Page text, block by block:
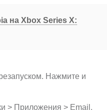
на Xbox Series X:
Нажмите и
> Приложения > Email.